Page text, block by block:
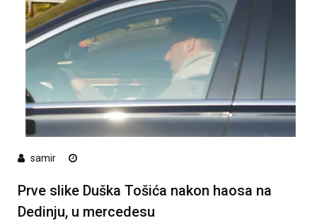
samir
Prve slike Duška Tošića nakon haosa na
Dedinju, u mercedesu